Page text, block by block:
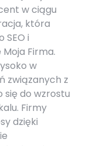
w ciągu
która
SEO i
Firma.
w
związanych z
się do wzrostu
Firmy
dzięki